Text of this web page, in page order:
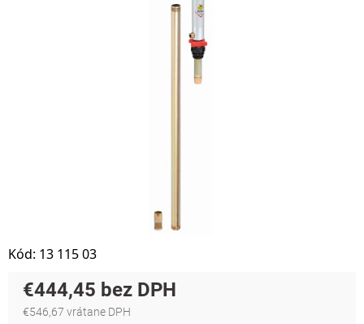
€444,45
€546,67 vrátane DPH
Kód: 13 115 03